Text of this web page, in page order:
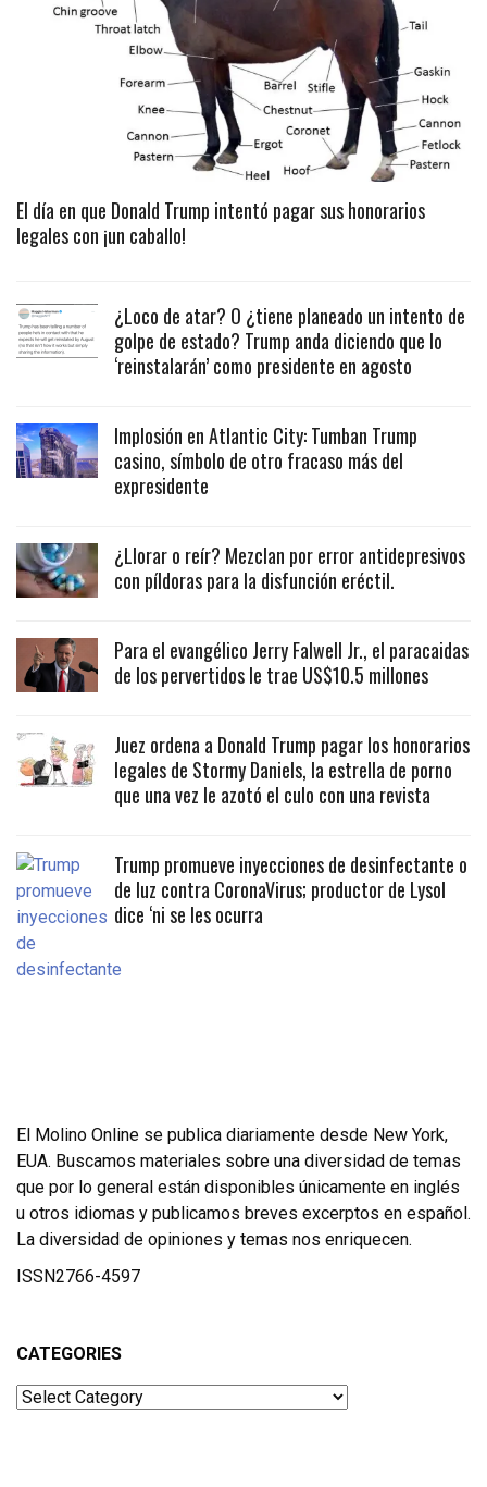
El día en que Donald Trump intentó pagar sus honorarios
legales con ¡un caballo!
¿Loco de atar? O ¿tiene planeado un intento de
golpe de estado? Trump anda diciendo que lo
‘reinstalarán’ como presidente en agosto
Implosión en Atlantic City: Tumban Trump
casino, símbolo de otro fracaso más del
expresidente
¿Llorar o reír? Mezclan por error antidepresivos
con píldoras para la disfunción eréctil.
Para el evangélico Jerry Falwell Jr., el paracaidas
de los pervertidos le trae US$10.5 millones
Juez ordena a Donald Trump pagar los honorarios
legales de Stormy Daniels, la estrella de porno
que una vez le azotó el culo con una revista
Trump promueve inyecciones de desinfectante o
de luz contra CoronaVirus; productor de Lysol
dice ‘ni se les ocurra
El Molino Online se publica diariamente desde New York,
EUA. Buscamos materiales sobre una diversidad de temas
que por lo general están disponibles únicamente en inglés
u otros idiomas y publicamos breves excerptos en español.
La diversidad de opiniones y temas nos enriquecen.
ISSN2766-4597
CATEGORIES
Categories